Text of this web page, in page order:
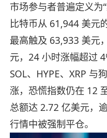
市场参与者普遍定义为
比特币从 61,944 美元
最高触及 63,933 美元
元，24 小时涨幅超过
SOL、HYPE、XRP 与
涨，恐慌指数仍在 12
总额达 2.72 亿美元，
行情中被强制平仓。